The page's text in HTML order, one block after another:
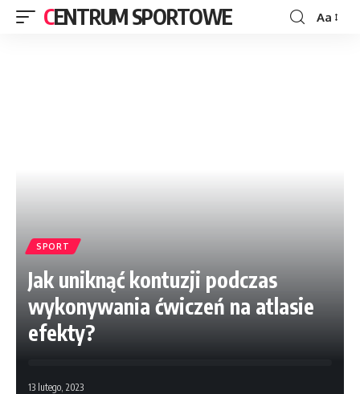
CENTRUM SPORTOWE Aa
SPORT
Jak uniknąć kontuzji podczas
wykonywania ćwiczeń na atlasie
efekty?
13 lutego, 2023